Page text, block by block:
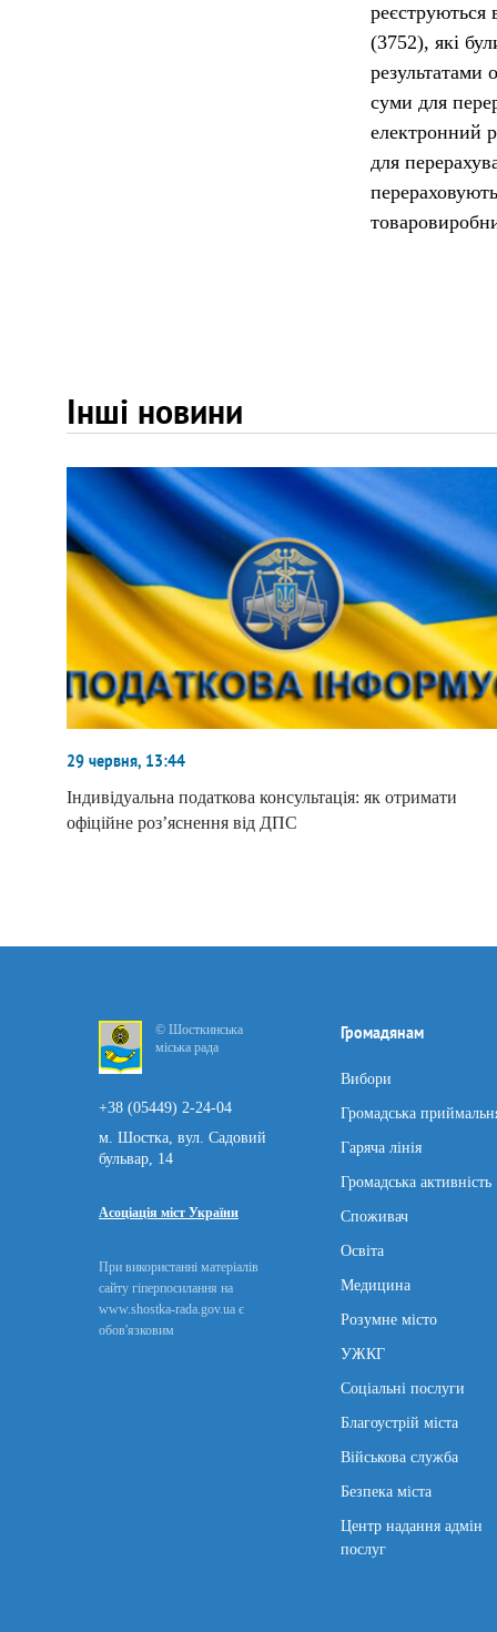
реєструються
(3752), які
результатами
суми для
електронний
для
Інші новини
29 червня, 13:44
Індивідуальна податкова консультація: як отримати
офіційне роз’яснення від ДПС
© Шосткинська
міська рада
+38 (05449) 2-24-04
м. Шостка, вул. Садовий
бульвар, 14
Асоціація міст України
При використанні матеріалів
сайту гіперпосилання на
www.shostka-rada.gov.ua є
обов'язковим
Громадянам
Вибори
Громадська
Гаряча лінія
Громадська активність
Споживач
Освіта
Медицина
Розумне місто
УЖКГ
Соціальні послуги
Благоустрій міста
Військова служба
Безпека міста
Центр надання адмін
послуг